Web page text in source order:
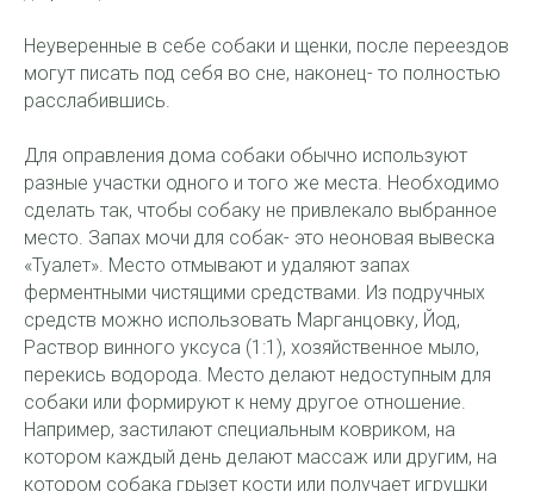
Неуверенные в себе собаки и щенки, после переездов
могут писать под себя во сне, наконец- то полностью
расслабившись.
Для оправления дома собаки обычно используют
разные участки одного и того же места. Необходимо
сделать так, чтобы собаку не привлекало выбранное
место. Запах мочи для собак- это неоновая вывеска
«Туалет». Место отмывают и удаляют запах
ферментными чистящими средствами. Из подручных
средств можно использовать Марганцовку, Йод,
Раствор винного уксуса (1:1), хозяйственное мыло,
перекись водорода. Место делают недоступным для
собаки или формируют к нему другое отношение.
Например, застилают специальным ковриком, на
котором каждый день делают массаж или другим, на
котором собака грызет кости или получает игрушки